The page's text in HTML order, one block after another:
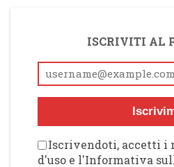
ISCRIVITI AL
Iscrivendoti, accetti i
d'uso e l'Informativa